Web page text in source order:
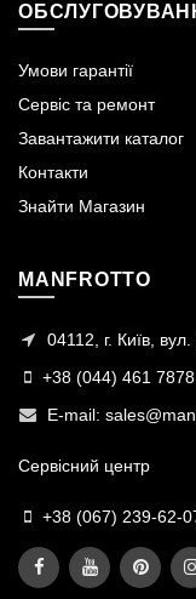
Умови гарантії
Сервіс та ремонт
Завантажити каталог
Контакти
Знайти Магазин
MANFROTTO
04112, г. Київ,
+38 (044) 461 7878
E-mail:
Сервісний центр
+38 (067) 239-62-